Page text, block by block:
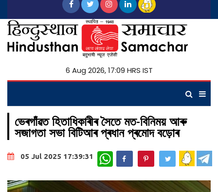
6 Aug 2026, 17:09 HRS IST
ভেৰগাঁৱত হিতাধিকাৰীৰ সৈতে মত-বিনিময় আৰু
সজাগতা সভা বিটিআৰ প্ৰধান প্ৰমোদ বড়োৰ
05 Jul 2025 17:39:31 WhatsApp